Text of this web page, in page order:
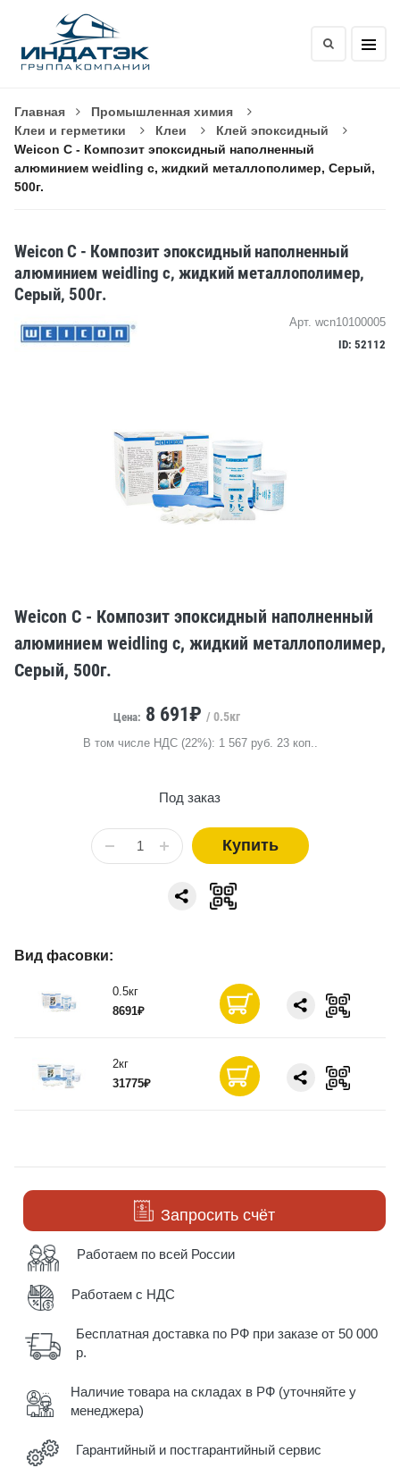
Главная
Промышленная химия
Клеи и герметики
Клеи
Клей эпоксидный
Weicon C - Композит эпоксидный наполненный
алюминием weidling c, жидкий металлополимер, Серый,
500г.
Weicon C - Композит эпоксидный наполненный
алюминием weidling c, жидкий металлополимер,
Серый, 500г.
Арт. wcn10100005
ID: 52112
Weicon C - Композит эпоксидный наполненный
алюминием weidling c, жидкий металлополимер,
Серый, 500г.
Цена: 8 691₽ / 0.5кг
В том числе НДС (22%): 1 567 руб. 23 коп..
Под заказ
Купить
Вид фасовки:
0.5кг
8691₽
2кг
31775₽
Запросить счёт
Работаем по всей России
Работаем с НДС
Бесплатная доставка по РФ при заказе от 50 000
р.
Наличие товара на складах в РФ (уточняйте у
менеджера)
Гарантийный и постгарантийный сервис